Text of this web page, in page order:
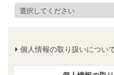
個人情報の取り扱いについ